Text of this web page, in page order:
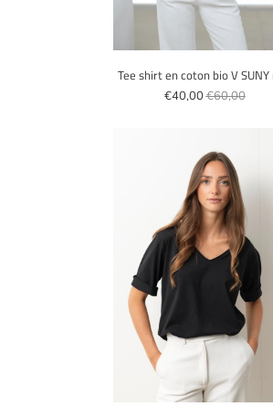
Tee shirt en coton bio V
€40,00€60,00